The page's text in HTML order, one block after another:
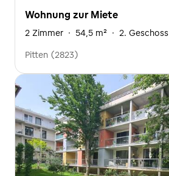
Wohnung zur Miete
2 Zimmer · 54,5 m² · 2. Geschoss
Pitten (2823)